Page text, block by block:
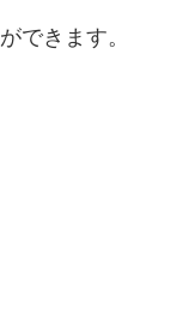
できます。